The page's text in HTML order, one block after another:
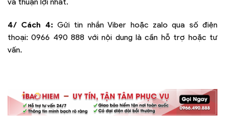
4/ Cách 4: Gửi tin nhắn Viber hoặc zalo qua số điện
thoại:0966 490 888 với nội dung là cần hỗ trợ hoặc tư
vấn.